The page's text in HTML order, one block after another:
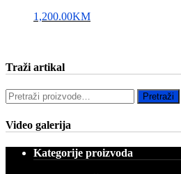
1,200.00KM
Traži artikal
Pretraži: Pretraži
Video galerija
Kategorije proizvoda